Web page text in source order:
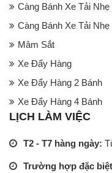
Càng Bánh Xe Tải
Càng Bánh Xe Tải Nhẹ
Mâm Sắt
Xe Đẩy Hàng
Xe Đẩy Hàng 2 Bánh
Xe Đẩy Hàng 4 Bánh
LỊCH LÀM VIỆC
T2 - T7 hàng ngày:
Trường hợp đặc